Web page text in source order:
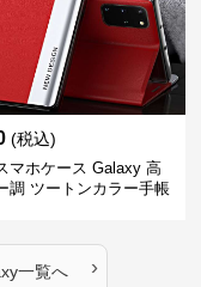
(税込)
マホケース Galaxy 高
調 ツートンカラー手帳
一覧へ ›